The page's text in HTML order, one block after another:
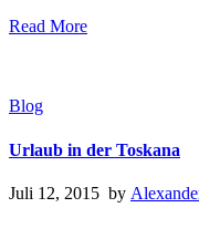
Read More
Blog
Urlaub in der Toskana
Juli 12, 2015 by